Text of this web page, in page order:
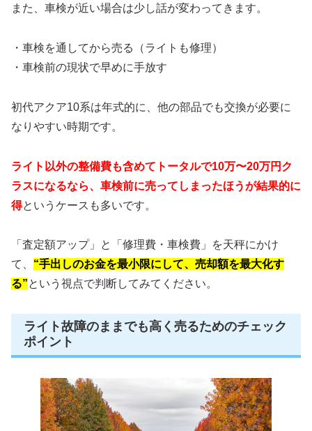
また、車検が近い場合は少し話が変わってきます。
・車検を通してから売る（ライトも修理）
・車検前の現状で早めに手放す
初代アクア10系は年式的に、他の部品でも交換が必要に
なりやすい時期です。
ライト以外の整備費も含めてトータルで10万〜20万円ク
ラスになるなら、車検前に売ってしまったほうが結果的に
得というケースも多いです。
「査定額アップ」と「修理費・車検費」を天秤にかけ
て、 “手出しのお金を最小限にして、売却額を最大化す
る”という視点で判断してみてください。
ライト故障のままでも高く売るためのチェック
ポイント